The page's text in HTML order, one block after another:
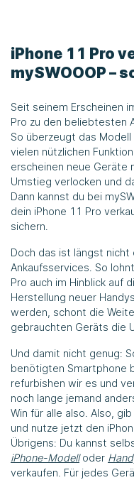
iPhone 11 Pro
mySWOOOP–
Seit seinem Erscheinen
Pro zu den beliebtesten
So überzeugt das
vielen nützlichen
erscheinen neue Geräte
Umstieg verlocken und
Dann kannst du bei
dein iPhone 11 Pro
sichern.
Doch das ist längst nicht
Ankaufsservices. So
Pro auch im Hinblick auf
Herstellung neuer
werden, schont die
gebrauchten Geräts die
Und damit nicht genug:
benötigten Smartphone
refurbishen wir es und
noch lange jemand
Win für alle also. Also,
und nutze jetzt den
Übrigens: Du kannst
iPhone-Modelloder
verkaufen. Für jedes